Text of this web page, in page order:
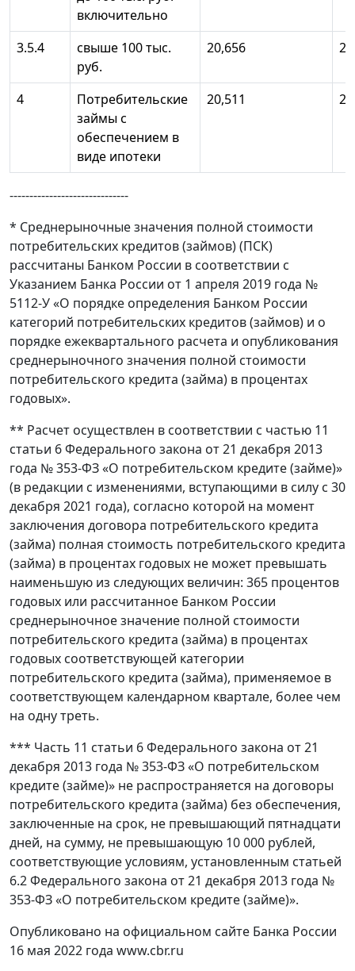
включительно
3.5.4
свыше 100 тыс.
руб.
20,656
4
Потребительские
займы с
обеспечением в
виде ипотеки
20,511
------------------------------
* Среднерыночные значения полной стоимости
потребительских кредитов (займов) (ПСК)
рассчитаны Банком России в соответствии с
Указанием Банка России от 1 апреля 2019 года №
5112-У «О порядке определения Банком России
категорий потребительских кредитов (займов) и о
порядке ежеквартального расчета и опубликования
среднерыночного значения полной стоимости
потребительского кредита (займа) в процентах
годовых».
** Расчет осуществлен в соответствии с частью 11
статьи 6 Федерального закона от 21 декабря 2013
года № 353-ФЗ «О потребительском кредите (займе)»
(в редакции с изменениями, вступающими в силу с 30
декабря 2021 года), согласно которой на момент
заключения договора потребительского кредита
(займа) полная стоимость потребительского кредита
(займа) в процентах годовых не может превышать
наименьшую из следующих величин: 365 процентов
годовых или рассчитанное Банком России
среднерыночное значение полной стоимости
потребительского кредита (займа) в процентах
годовых соответствующей категории
потребительского кредита (займа), применяемое в
соответствующем календарном квартале, более чем
на одну треть.
*** Часть 11 статьи 6 Федерального закона от 21
декабря 2013 года № 353-ФЗ «О потребительском
кредите (займе)» не распространяется на договоры
потребительского кредита (займа) без обеспечения,
заключенные на срок, не превышающий пятнадцати
дней, на сумму, не превышающую 10 000 рублей,
соответствующие условиям, установленным статьей
6.2 Федерального закона от 21 декабря 2013 года №
353-ФЗ «О потребительском кредите (займе)».
Опубликовано на официальном сайте Банка России
16 мая 2022 года www.cbr.ru